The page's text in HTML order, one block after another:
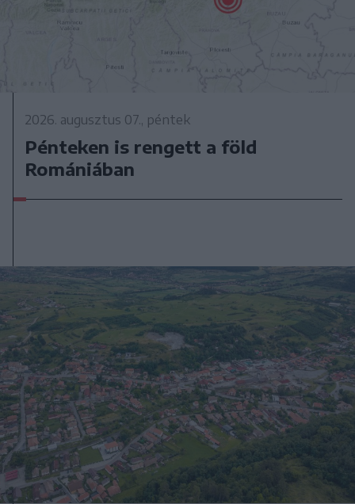
2026. augusztus 07., péntek
Pénteken is rengett a föld
Romániában